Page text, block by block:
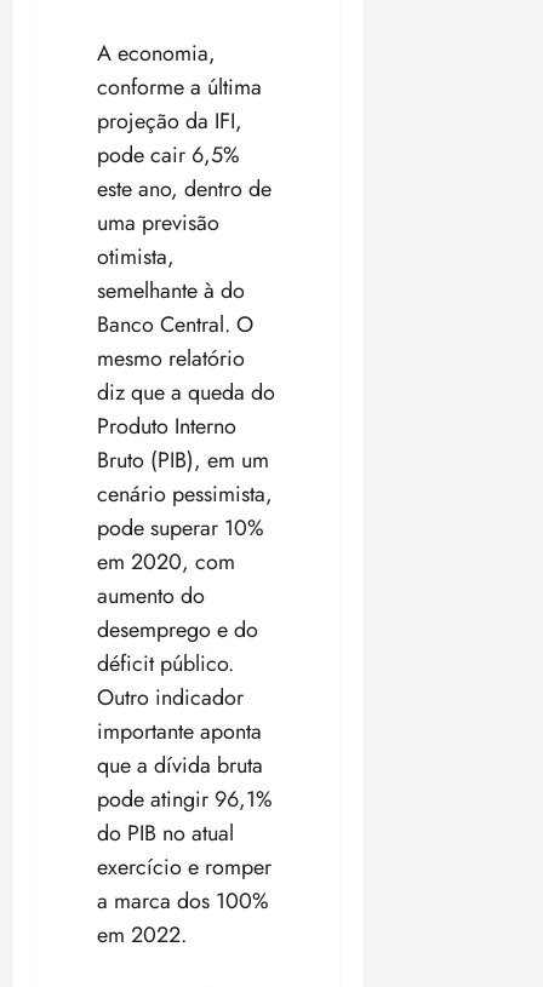
A economia,
conforme a última
projeção da IFI,
pode cair 6,5%
este ano, dentro de
uma previsão
otimista,
semelhante à do
Banco Central. O
mesmo relatório
diz que a queda do
Produto Interno
Bruto (PIB), em um
cenário pessimista,
pode superar 10%
em 2020, com
aumento do
desemprego e do
déficit público.
Outro indicador
importante aponta
que a dívida bruta
pode atingir 96,1%
do PIB no atual
exercício e romper
a marca dos 100%
em 2022.